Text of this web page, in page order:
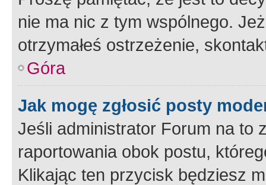
nie ma nic z tym wspólnego.
otrzymałeś ostrzeżenie,
Góra
Jak mogę zgłosić posty
Jeśli administrator Forum na to
raportowania obok postu,
Klikając ten przycisk będziesz